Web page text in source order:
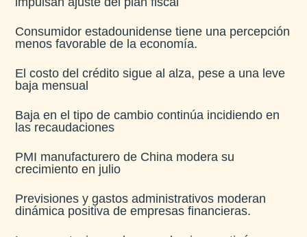
Consumidor estadounidense tiene una percepción
menos favorable de la economía​.
El costo del crédito sigue al alza, pese a una leve
baja mensual​
Baja en el tipo de cambio continúa incidiendo en
las recaudaciones​
PMI manufacturero de China modera su
crecimiento en julio​
Previsiones y gastos administrativos moderan
dinámica positiva de empresas financieras​.